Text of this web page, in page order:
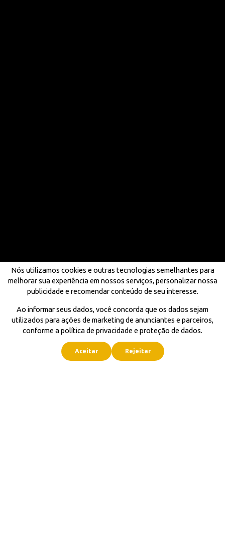
Nós utilizamos cookies e outras tecnologias semelhantes para
melhorar sua experiência em nossos serviços, personalizar nossa
publicidade e recomendar conteúdo de seu interesse.
Ao informar seus dados, você concorda que os dados sejam
utilizados para ações de marketing de anunciantes e parceiros,
conforme a política de privacidade e proteção de dados.
Aceitar Rejeitar